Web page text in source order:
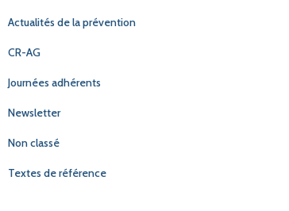
Actualités de la prévention
CR-AG
Journées adhérents
Newsletter
Non classé
Textes de référence